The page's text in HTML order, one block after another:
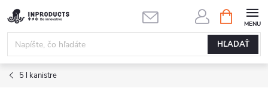
Prejsť
na
obsah
HĽADAŤ
KOŠÍK
5 l kanistre